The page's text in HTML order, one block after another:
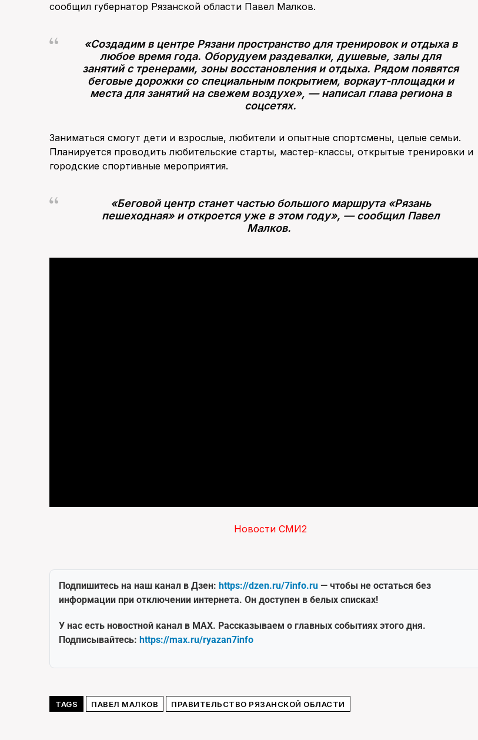
сообщил губернатор Рязанской области Павел Малков.
«Создадим в центре Рязани пространство для тренировок и отдыха в
любое время года. Оборудуем раздевалки, душевые, залы для
занятий с тренерами, зоны восстановления и отдыха. Рядом появятся
беговые дорожки со специальным покрытием, воркаут-площадки и
места для занятий на свежем воздухе», — написал глава региона в
соцсетях.
Заниматься смогут дети и взрослые, любители и опытные спортсмены, целые семьи.
Планируется проводить любительские старты, мастер-классы, открытые тренировки и
городские спортивные мероприятия.
«Беговой центр станет частью большого маршрута «Рязань
пешеходная» и откроется уже в этом году», — сообщил Павел
Малков.
Новости СМИ2
Подпишитесь на наш канал в Дзен: https://dzen.ru/7info.ru — чтобы не остаться без
информации при отключении интернета. Он доступен в белых списках!
У нас есть новостной канал в MAX. Рассказываем о главных событиях этого дня.
Подписывайтесь: https://max.ru/ryazan7info
TAGS ПАВЕЛ МАЛКОВ ПРАВИТЕЛЬСТВО РЯЗАНСКОЙ ОБЛАСТИ